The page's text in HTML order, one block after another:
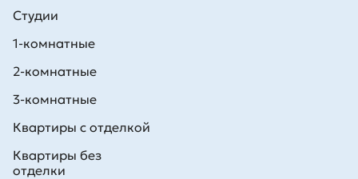
Студии
1-комнатные
2-комнатные
3-комнатные
Квартиры с отделкой
Квартиры без
отделки